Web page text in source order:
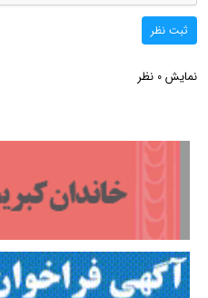
ثبت نظر
نمایش 0 نظر